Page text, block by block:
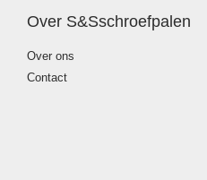
Over S&Sschroefpalen
Over ons
Contact